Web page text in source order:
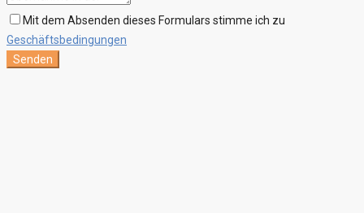
Mit dem Absenden dieses Formulars stimme ich zu
Geschäftsbedingungen
Senden